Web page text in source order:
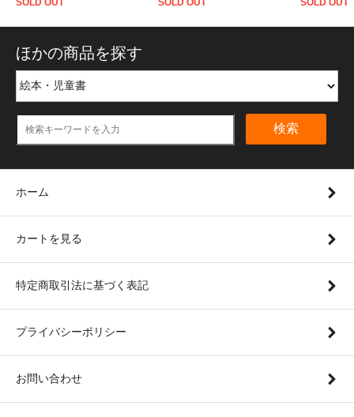
ほかの商品を探す
検索
ホーム
カートを見る
特定商取引法に基づく表記
プライバシーポリシー
お問い合わせ